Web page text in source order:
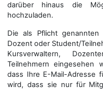
darüber hinaus die
hochzuladen.
Die als Pflicht
Dozent oder Student/
Kursverwaltern,
Teilnehmern eingesehen
dass Ihre E-Mail-Adresse
wird, dass sie nur für